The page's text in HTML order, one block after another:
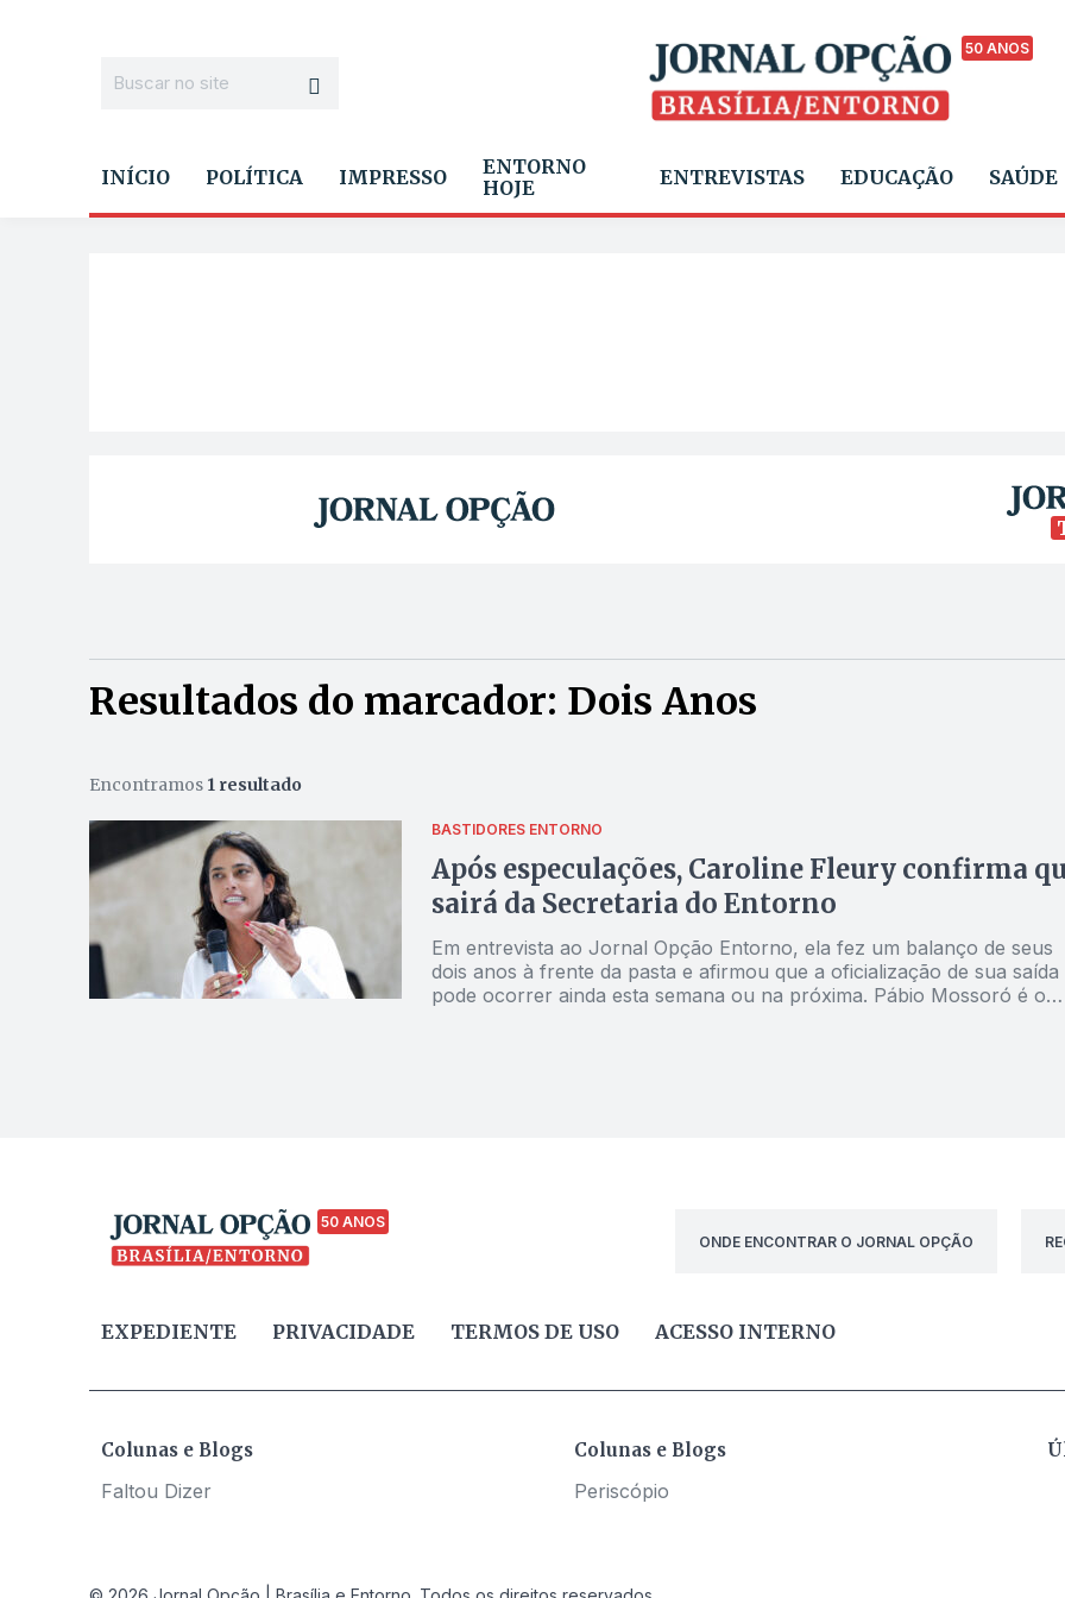
50 ANOS
INÍCIO POLÍTICA IMPRESSO
ENTORNO
HOJE
ENTREVISTAS EDUCAÇÃO SAÚDE
Resultados do marcador: Dois Anos
Encontramos 1 resultado
BASTIDORES ENTORNO
Após especulações, Caroline Fleury confirma
sairá da Secretaria do Entorno
Em entrevista ao Jornal Opção Entorno, ela fez um balanço de seus
dois anos à frente da pasta e afirmou que a oficialização de sua saída
pode ocorrer ainda esta semana ou na próxima. Pábio Mossoró é o
50 ANOS
ONDE ENCONTRAR O JORNAL OPÇÃO
EXPEDIENTE PRIVACIDADE TERMOS DE USO ACESSO INTERNO
Colunas e Blogs
Faltou Dizer
Colunas e Blogs
Periscópio